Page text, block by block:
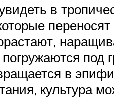
в
под
в
культура